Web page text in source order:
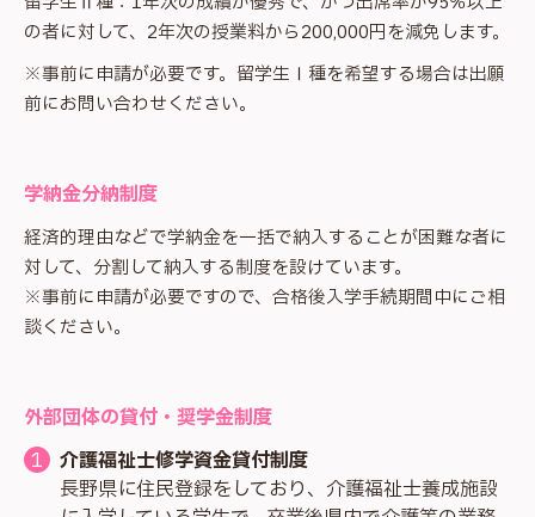
の者に対して、2年次の授業料から200,000円を減免します。
※事前に申請が必要です。留学生Ⅰ種を希望する場合は出願
前にお問い合わせください。
学納金分納制度
経済的理由などで学納金を一括で納入することが困難な者に
対して、分割して納入する制度を設けています。
※事前に申請が必要ですので、合格後入学手続期間中にご相
談ください。
外部団体の貸付・奨学金制度
介護福祉士修学資金貸付制度
長野県に住民登録をしており、介護福祉士養成施設